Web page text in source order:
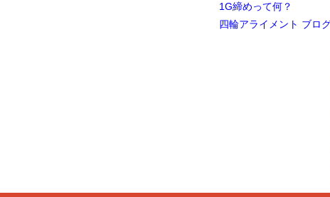
1G締めって何？
四輪アライメント ブロ